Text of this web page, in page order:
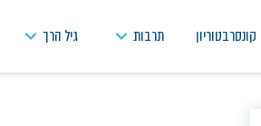
קונסרבטוריון תרבות גיל הרך